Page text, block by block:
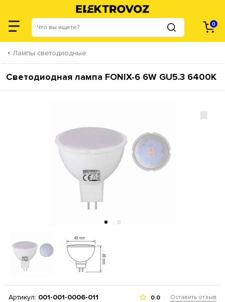
0
Лампы светодиодные
Светодиодная лампа FONIX-6 6W GU5.3 6400К
Артикул: 001-001-0006-011 0.0 Оставить отзыв